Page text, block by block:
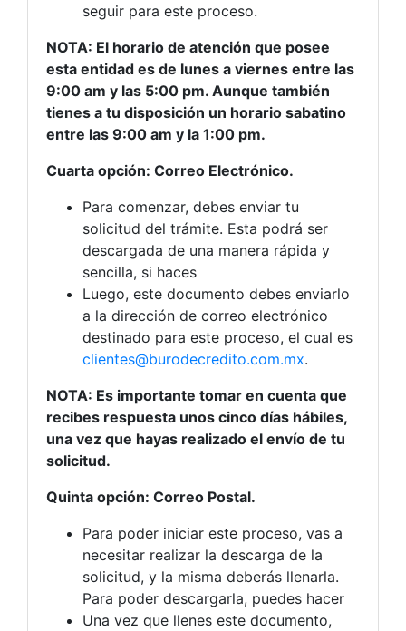
seguir para este proceso.
NOTA: El horario de atención que posee
esta entidad es de lunes a viernes entre las
9:00 am y las 5:00 pm. Aunque también
tienes a tu disposición un horario sabatino
entre las 9:00 am y la 1:00 pm.
Cuarta opción: Correo Electrónico.
Para comenzar, debes enviar tu
solicitud del trámite. Esta podrá ser
descargada de una manera rápida y
sencilla, si haces
Luego, este documento debes enviarlo
a la dirección de correo electrónico
destinado para este proceso, el cual es
clientes@burodecredito.com.mx.
NOTA: Es importante tomar en cuenta que
recibes respuesta unos cinco días hábiles,
una vez que hayas realizado el envío de tu
solicitud.
Quinta opción: Correo Postal.
Para poder iniciar este proceso, vas a
necesitar realizar la descarga de la
solicitud, y la misma deberás llenarla.
Para poder descargarla, puedes hacer
Una vez que llenes este documento,